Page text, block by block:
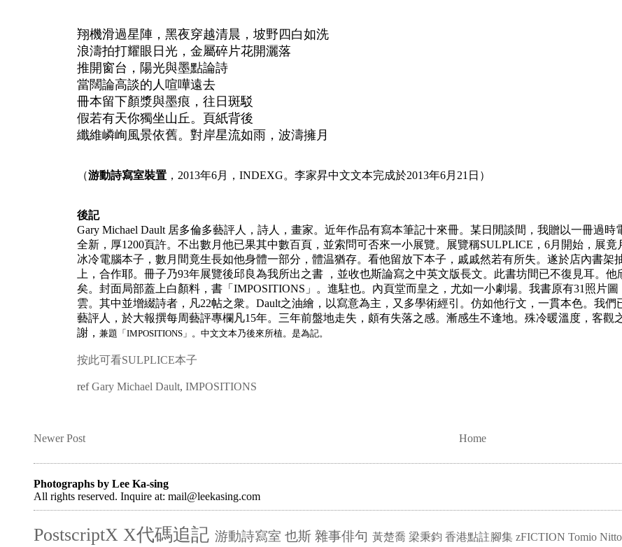
翔機滑過星陣，黑夜穿越清晨，坡野四白如洗
浪濤拍打耀眼日光，金屬碎片花開灑落
推開窗台，陽光與墨點論詩
當闊論高談的人喧嘩遠去
冊本留下顏漿與墨痕，往日斑駁
假若有天你獨坐山丘。頁紙背後
纖維嶙峋風景依舊。對岸星流如雨，波濤擁月
（游動詩寫室裝置 ，2013年6月，INDEXG。李家昇中文文本完成於2013年6月21日）
後記
Gary Michael Dault 居多倫多藝評人，詩人，畫家。近年作品有寫本筆記十來冊。某日閒談間，我贈以一冊過
全新，厚1200頁許。不出數月他已果其中數百頁，並索問可否來一小展覽。展覽稱SULPLICE，6月開始，展竟
冰冷電腦本子，數月間竟生長如他身體一部分，體温猶存。看他留放下本子，戚戚然若有所失。遂於店內書架
上，合作耶。冊子乃93年展覽後邱良為我所出之書 ，並收也斯論寫之中英文版長文。此書坊間已不復見耳。
矣。封面局部蓋上白顏料，書「IMPOSITIONS」。進駐也。內頁堂而皇之，尤如一小劇場。我書原有31照片
雲。其中並增綴詩者，凡22帖之衆。Dault之油繪，以寫意為主，又多學術經引。仿如他行文，一貫本色。我們
藝評人，於大報撰每周藝評專欄凡15年。三年前盤地走失，頗有失落之感。漸感生不逢地。殊冷暖溫度，客觀
謝，兼題「IMPOSITIONS」。中文文本乃後來所植。是為記。
按此可看SULPLICE本子
refGary Michael Dault,IMPOSITIONS
Newer Post Home
Photographs by Lee Ka-sing
All rights reserved. Inquire at: mail@leekasing.com
PostscriptX X代碼追記 游動詩寫室 也斯 雜事俳句 黃楚喬 梁秉鈞 香港點註腳集 zFICTION Tomio Nitto